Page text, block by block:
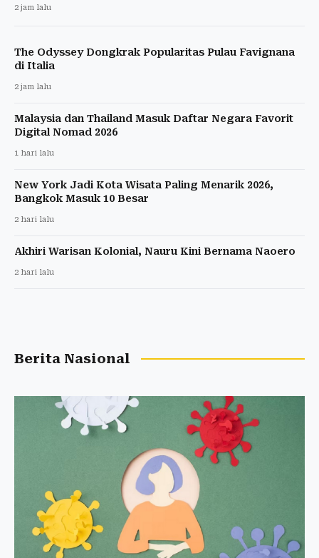
2 jam lalu
The Odyssey Dongkrak Popularitas Pulau Favignana
di Italia
2 jam lalu
Malaysia dan Thailand Masuk Daftar Negara Favorit
Digital Nomad 2026
1 hari lalu
New York Jadi Kota Wisata Paling Menarik 2026,
Bangkok Masuk 10 Besar
2 hari lalu
Akhiri Warisan Kolonial, Nauru Kini Bernama Naoero
2 hari lalu
Berita Nasional